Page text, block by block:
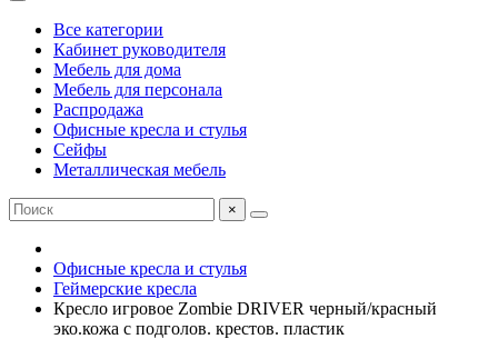
Все категории
Кабинет руководителя
Мебель для дома
Мебель для персонала
Распродажа
Офисные кресла и стулья
Сейфы
Металлическая мебель
×
Офисные кресла и стулья
Геймерские кресла
Кресло игровое Zombie DRIVER черный/красный
эко.кожа с подголов. крестов. пластик